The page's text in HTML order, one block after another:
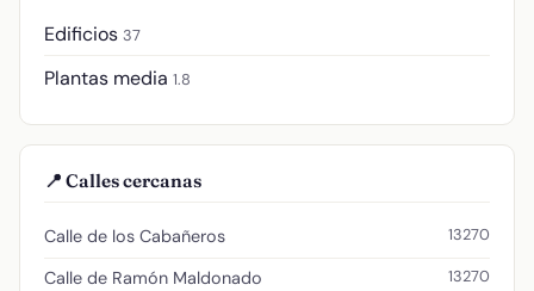
Edificios 37
Plantas media 1.8
📍 Calles cercanas
Calle de los Cabañeros 13270
Calle de Ramón Maldonado 13270